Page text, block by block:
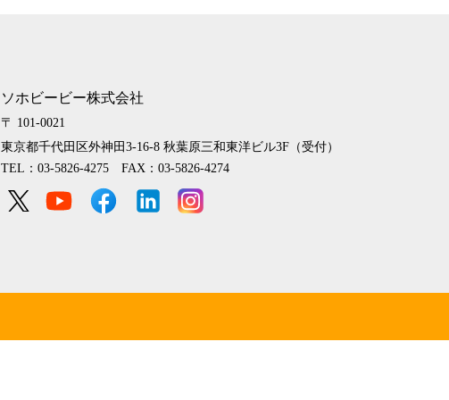
ソホビービー株式会社
〒 101-0021
東京都千代田区外神田3-16-8 秋葉原三和東洋ビル3F（受付）
TEL：03-5826-4275 FAX：03-5826-4274